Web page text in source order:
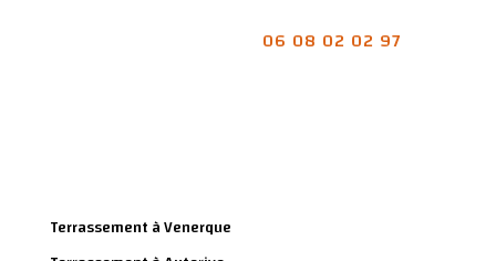
06 08 02 02 97
Terrassement à Venerque